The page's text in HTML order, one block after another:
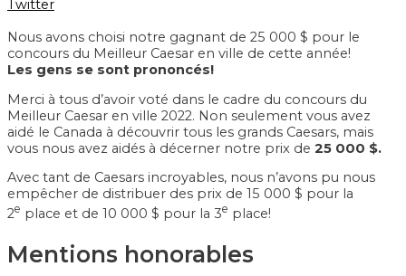
Twitter
Nous avons choisi notre gagnant de 25 000 $ pour le
concours du Meilleur Caesar en ville de cette année!
Les gens se sont prononcés!
Merci à tous d’avoir voté dans le cadre du concours du
Meilleur Caesar en ville 2022. Non seulement vous avez
aidé le Canada à découvrir tous les grands Caesars, mais
vous nous avez aidés à décerner notre prix de 25 000 $.
Avec tant de Caesars incroyables, nous n’avons pu nous
empêcher de distribuer des prix de 15 000 $ pour la
2e place et de 10 000 $ pour la 3e place!
Mentions honorables